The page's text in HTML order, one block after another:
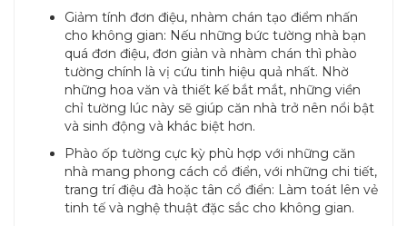
Giảm tính đơn điệu, nhàm chán tạo điểm nhấn
cho không gian: Nếu những bức tường nhà bạn
quá đơn điệu, đơn giản và nhàm chán thì phào
tường chính là vị cứu tinh hiệu quả nhất. Nhờ
những hoa văn và thiết kế bắt mắt, những viền
chỉ tường lúc này sẽ giúp căn nhà trở nên nổi bật
và sinh động và khác biệt hơn.
Phào ốp tường cực kỳ phù hợp với những căn
nhà mang phong cách cổ điển, với những chi tiết,
trang trí điệu đà hoặc tân cổ điển: Làm toát lên vẻ
tinh tế và nghệ thuật đặc sắc cho không gian.